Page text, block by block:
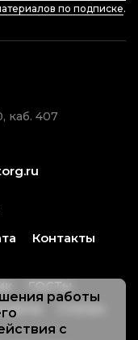
по подписке.
каб. 407
Контакты
ГОСТы
работы
с